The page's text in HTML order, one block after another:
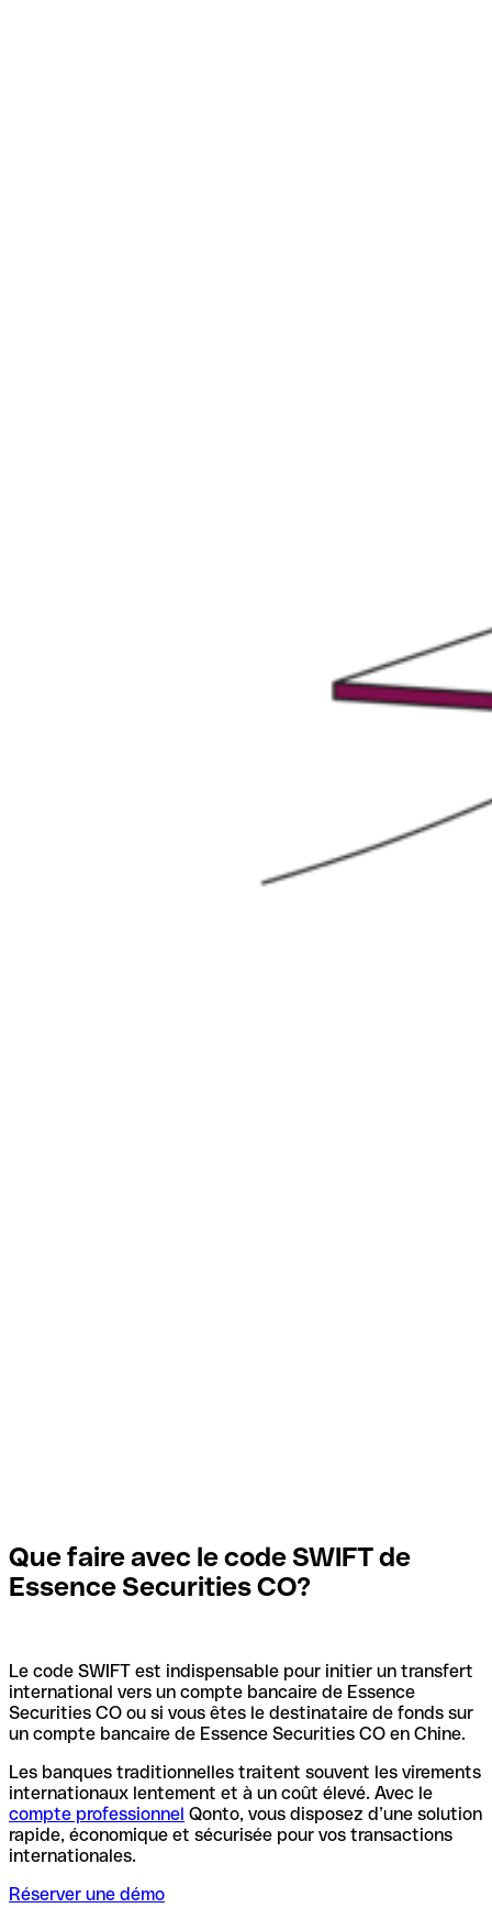
Que faire avec le code SWIFT de
Essence Securities CO?
Le code SWIFT est indispensable pour initier un transfert
international vers un compte bancaire de Essence
Securities CO ou si vous êtes le destinataire de fonds sur
un compte bancaire de Essence Securities CO en Chine.
Les banques traditionnelles traitent souvent les virements
internationaux lentement et à un coût élevé. Avec le
compte professionnel Qonto, vous disposez d’une solution
rapide, économique et sécurisée pour vos transactions
internationales.
Réserver une démo